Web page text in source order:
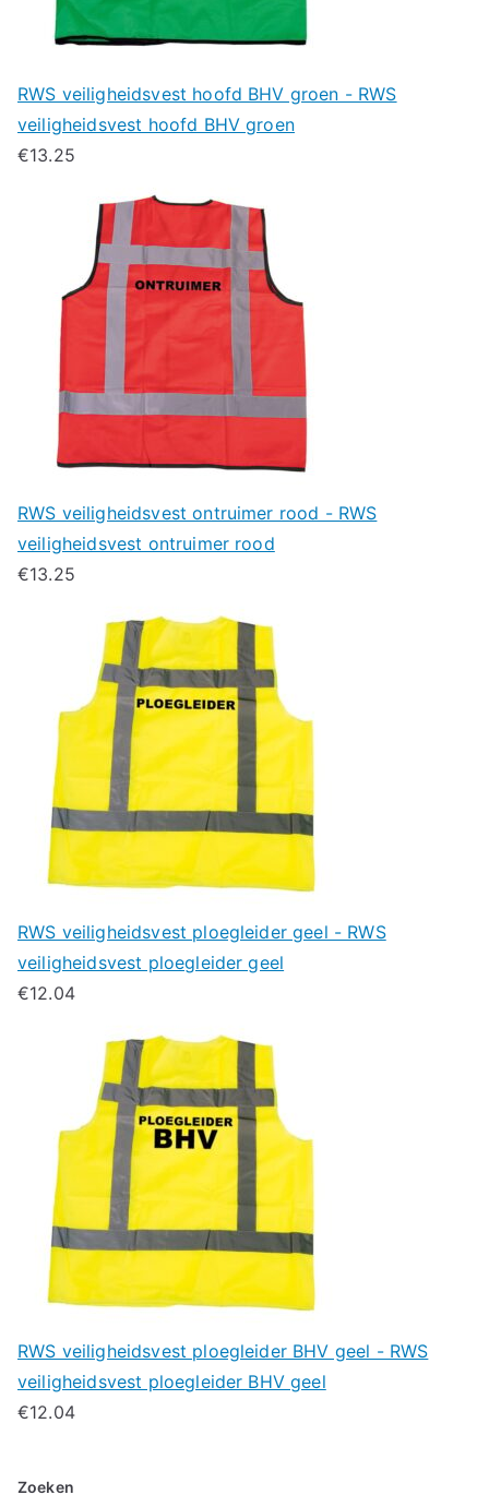
RWS veiligheidsvest hoofd BHV groen - RWS
veiligheidsvest hoofd BHV groen
€13.25
RWS veiligheidsvest ontruimer rood - RWS
veiligheidsvest ontruimer rood
€13.25
RWS veiligheidsvest ploegleider geel - RWS
veiligheidsvest ploegleider geel
€12.04
RWS veiligheidsvest ploegleider BHV geel - RWS
veiligheidsvest ploegleider BHV geel
€12.04
Zoeken